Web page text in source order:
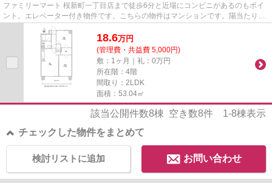
ファミリーマート 桜新町一丁目店まで徒歩6分と近場にコンビニがあるのもポイ
ント。エレベーター付き物件です。こちらの物件はマンションです。陽当たりが
良いので、冬も暖かく快適に...
18.6万円
(管理費・共益費 5,000円)
敷：1ヶ月｜礼：0万円
所在階：4階
間取り：2LDK
面積：53.04㎡
該当公開件数8棟 空き数8件 1-8棟表示
チェックした物件をまとめて
お問い合わせ
検討リストに追加